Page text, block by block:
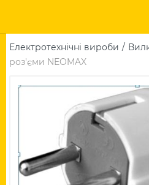
Електротехнічні вироби
роз'єми NEOMAX